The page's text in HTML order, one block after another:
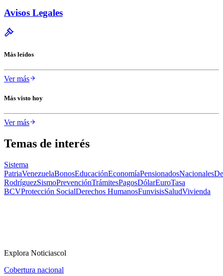
Avisos Legales
Más leídos
Ver más
Más visto hoy
Ver más
Temas de interés
Sistema
PatriaVenezuelaBonosEducaciónEconomíaPensionadosNacionales
RodríguezSismoPrevenciónTrámitesPagosDólarEuroTasa
BCVProtección SocialDerechos HumanosFunvisisSaludVivienda
Explora Noticiascol
Cobertura nacional